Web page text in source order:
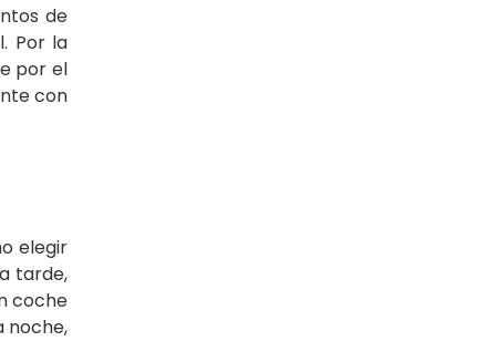
de
Por la
por el
con
elegir
tarde,
coche
noche,